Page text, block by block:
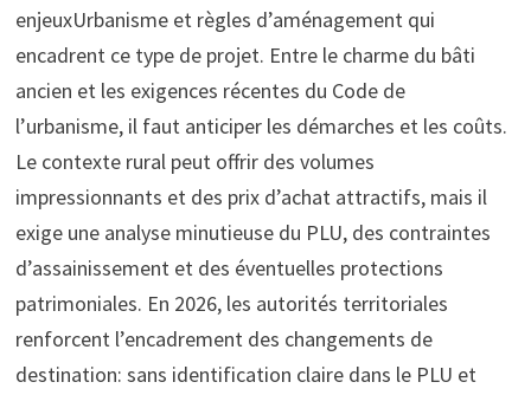
enjeuxUrbanisme et règles d’aménagement qui
encadrent ce type de projet. Entre le charme du bâti
ancien et les exigences récentes du Code de
l’urbanisme, il faut anticiper les démarches et les coûts.
Le contexte rural peut offrir des volumes
impressionnants et des prix d’achat attractifs, mais il
exige une analyse minutieuse du PLU, des contraintes
d’assainissement et des éventuelles protections
patrimoniales. En 2026, les autorités territoriales
renforcent l’encadrement des changements de
destination: sans identification claire dans le PLU et